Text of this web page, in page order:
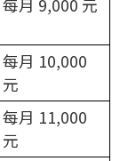
每月 9,000 元
每月 10,000
元
每月 11,000
元